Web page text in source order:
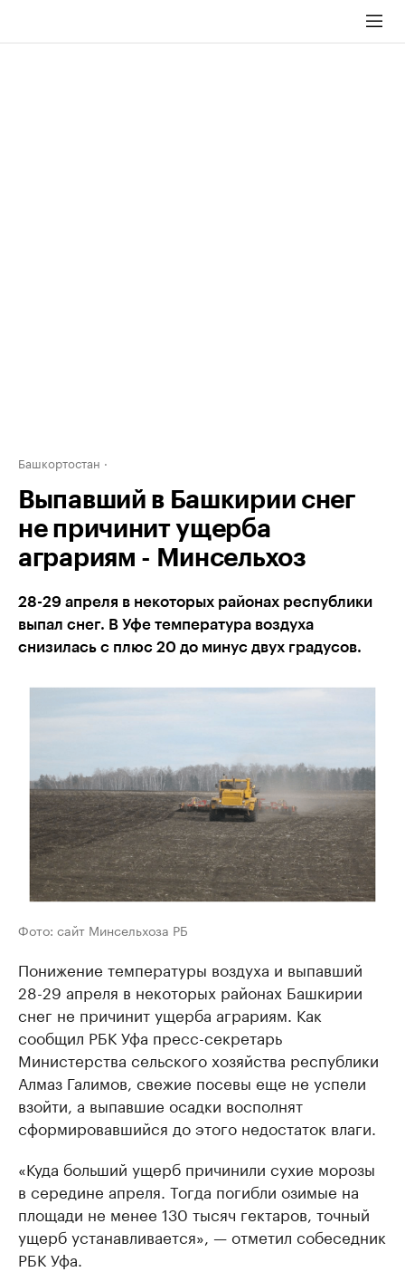
Башкортостан
Выпавший в Башкирии снег
не причинит ущерба
аграриям - Минсельхоз
28-29 апреля в некоторых районах республики
выпал снег. В Уфе температура воздуха
снизилась с плюс 20 до минус двух градусов.
Фото: сайт Минсельхоза РБ
Понижение температуры воздуха и выпавший
28-29 апреля в некоторых районах Башкирии
снег не причинит ущерба аграриям. Как
сообщил РБК Уфа пресс-секретарь
Министерства сельского хозяйства республики
Алмаз Галимов, свежие посевы еще не успели
взойти, а выпавшие осадки восполнят
сформировавшийся до этого недостаток влаги.
«Куда больший ущерб причинили сухие морозы
в середине апреля. Тогда погибли озимые на
площади не менее 130 тысяч гектаров, точный
ущерб устанавливается», — отметил собеседник
РБК Уфа.